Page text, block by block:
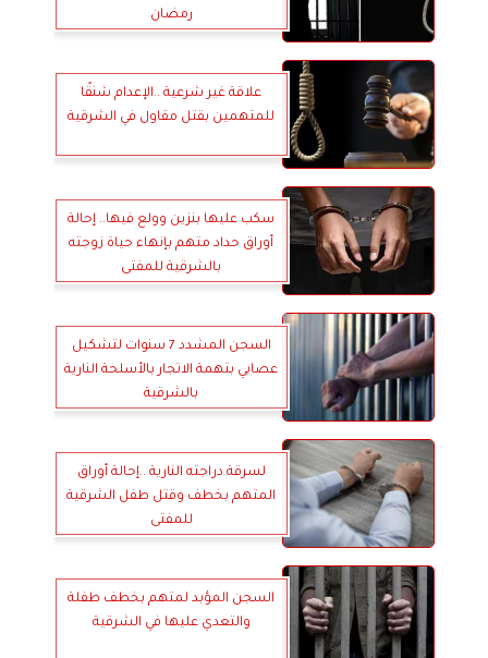
رمضان
علاقة غير شرعية ..الإعدام شنقًا
للمتهمين بقتل مقاول في الشرقية
سكب عليها بنزين وولع فيها.. إحالة
أوراق حداد متهم بإنهاء حياة زوجته
بالشرقية للمفتى
السجن المشدد 7 سنوات لتشكيل
عصابي بتهمة الاتجار بالأسلحة النارية
بالشرقية
لسرقة دراجته النارية ..إحالة أوراق
المتهم بخطف وقتل طفل الشرقية
للمفتى
السجن المؤبد لمتهم بخطف طفلة
والتعدي عليها في الشرقية